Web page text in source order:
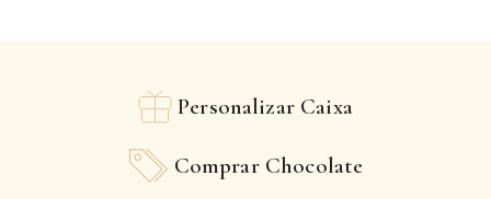
Personalizar Caixa
Comprar Chocolate